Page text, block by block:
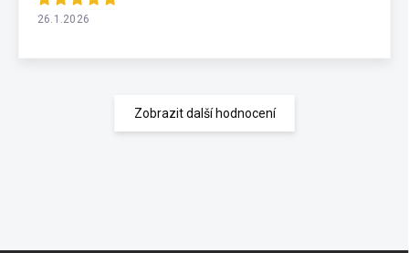
26.1.2026
Zobrazit další hodnocení